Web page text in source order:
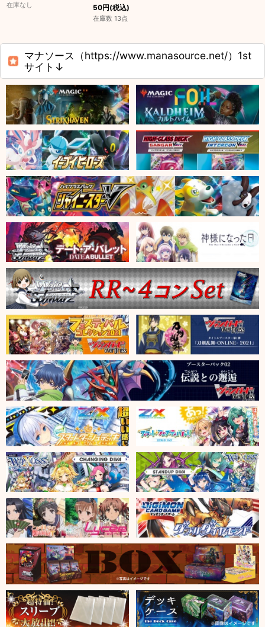
在庫なし
50円(税込)
在庫数 13点
マナソース（https://www.manasource.net/）1st
サイト↓